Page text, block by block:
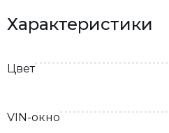
Характеристики
Цвет
VIN-окно